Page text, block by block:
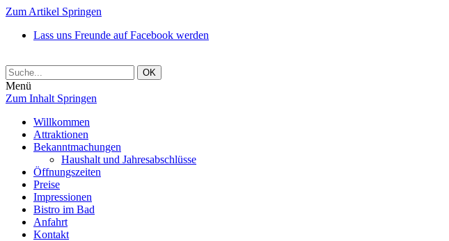
Zum Artikel Springen
Lass uns Freunde auf Facebook werden
Menü
Zum Inhalt Springen
Willkommen
Attraktionen
Bekanntmachungen
Haushalt und Jahresabschlüsse
Öffnungszeiten
Preise
Impressionen
Bistro im Bad
Anfahrt
Kontakt